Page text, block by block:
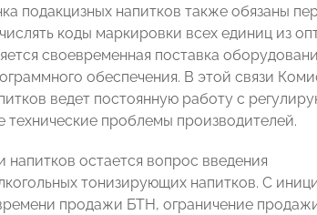
подакцизных напитков также обязаны
коды маркировки всех единиц из
своевременная поставка
обеспечения. В этой связи
ведет постоянную работу с
проблемы производителей.
остается вопрос введения
тонизирующих напитков. С
продажи БТН, ограничение